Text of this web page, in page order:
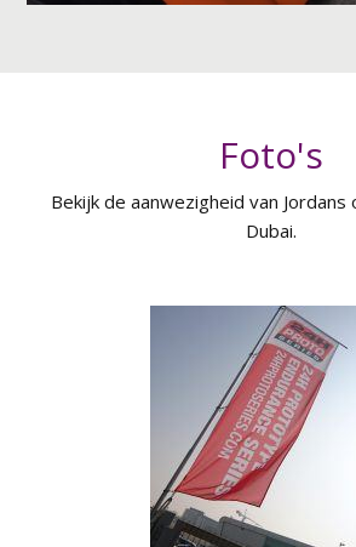
Foto's
Bekijk de aanwezigheid van Jordans
Dubai.